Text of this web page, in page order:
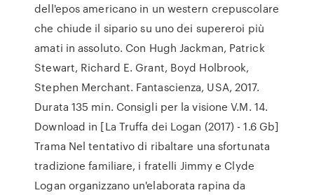
dell'epos americano in un western crepuscolare
che chiude il sipario su uno dei supereroi più
amati in assoluto. Con Hugh Jackman, Patrick
Stewart, Richard E. Grant, Boyd Holbrook,
Stephen Merchant. Fantascienza, USA, 2017.
Durata 135 min. Consigli per la visione V.M. 14.
Download in [La Truffa dei Logan (2017) - 1.6 Gb]
Trama Nel tentativo di ribaltare una sfortunata
tradizione familiare, i fratelli Jimmy e Clyde
Logan organizzano un'elaborata rapina da